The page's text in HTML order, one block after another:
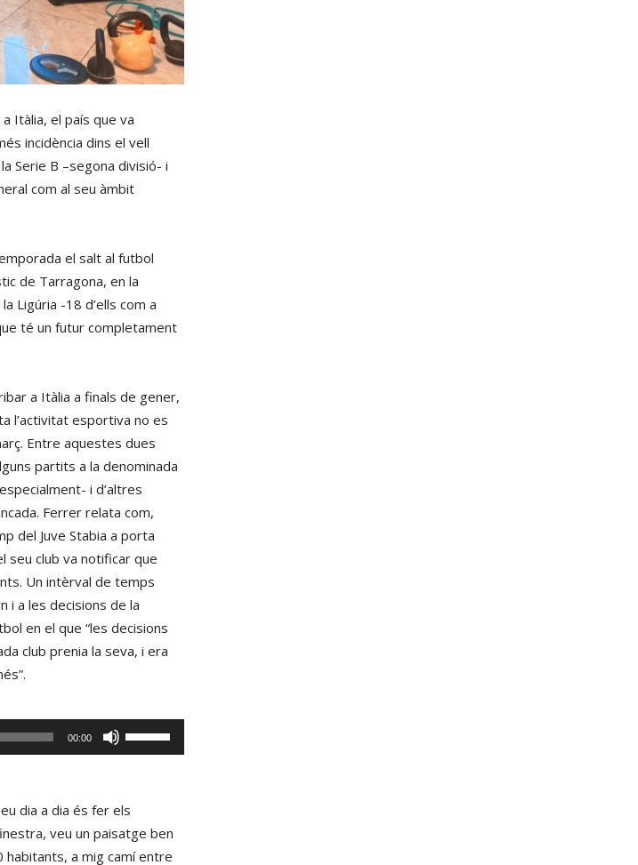
Itàlia, el país que va
incidència dins el vell
Serie B –segona divisió- i
com al seu àmbit
el salt al futbol
de Tarragona, en la
Ligúria -18 d’ells com a
té un futur completament
a Itàlia a finals de gener,
l’activitat esportiva no es
Entre aquestes dues
partits a la denominada
i d’altres
Ferrer relata com,
del Juve Stabia a porta
seu club va notificar que
Un intèrval de temps
i a les decisions de la
en el que “les decisions
club prenia la seva, i era
00:00
servir
fletxa
dia a dia és fer els
veu un paisatge ben
a mig camí entre